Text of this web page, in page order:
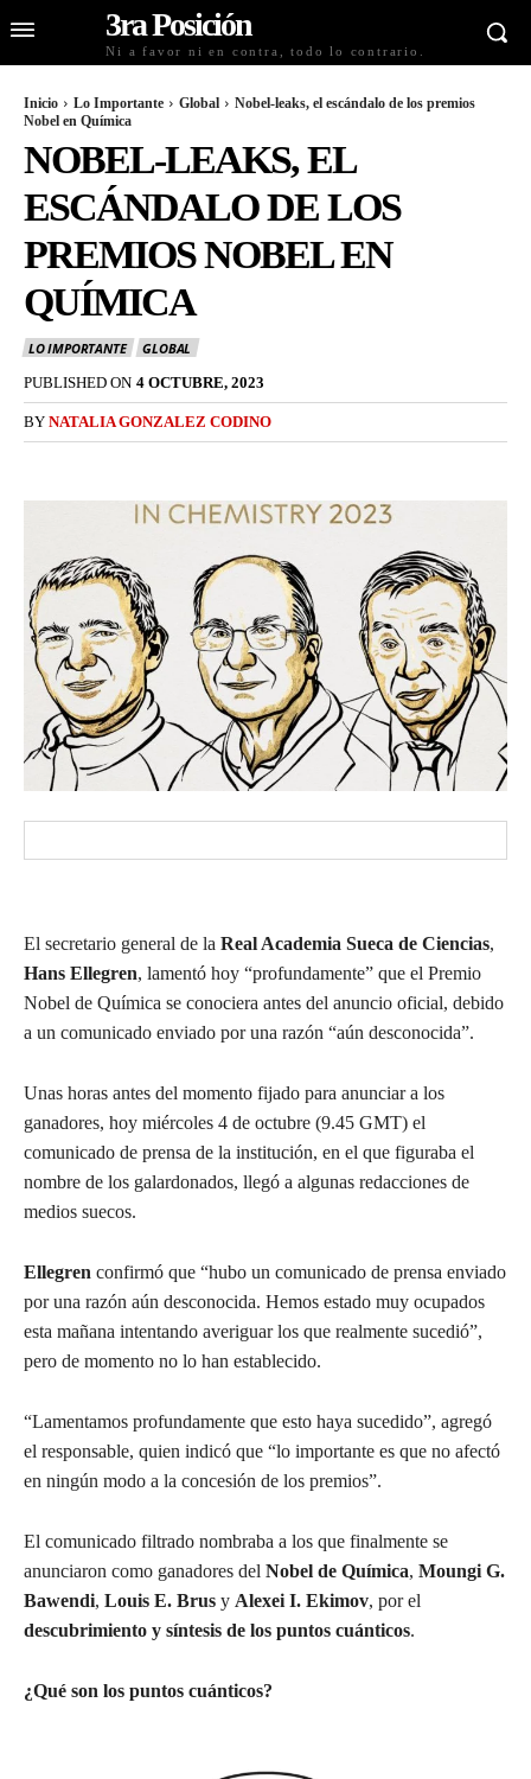
3ra Posición
Ni a favor ni en contra, todo lo contrario.
Inicio Lo Importante Global
Nobel-leaks, el escándalo de los premios
Nobel en Química
NOBEL-LEAKS, EL
ESCÁNDALO DE LOS
PREMIOS NOBEL EN
QUÍMICA
LO IMPORTANTE
GLOBAL
PUBLISHED ON 4 OCTUBRE, 2023
BY NATALIA GONZALEZ CODINO
El secretario general de la Real Academia Sueca de Ciencias,
Hans Ellegren, lamentó hoy “profundamente” que el Premio
Nobel de Química se conociera antes del anuncio oficial, debido
a un comunicado enviado por una razón “aún desconocida”.
Unas horas antes del momento fijado para anunciar a los
ganadores, hoy miércoles 4 de octubre (9.45 GMT) el
comunicado de prensa de la institución, en el que figuraba el
nombre de los galardonados, llegó a algunas redacciones de
medios suecos.
Ellegren confirmó que “hubo un comunicado de prensa enviado
por una razón aún desconocida. Hemos estado muy ocupados
esta mañana intentando averiguar los que realmente sucedió”,
pero de momento no lo han establecido.
“Lamentamos profundamente que esto haya sucedido”, agregó
el responsable, quien indicó que “lo importante es que no afectó
en ningún modo a la concesión de los premios”.
El comunicado filtrado nombraba a los que finalmente se
anunciaron como ganadores del Nobel de Química, Moungi G.
Bawendi, Louis E. Brus y Alexei I. Ekimov, por el
descubrimiento y síntesis de los puntos cuánticos.
¿Qué son los puntos cuánticos?